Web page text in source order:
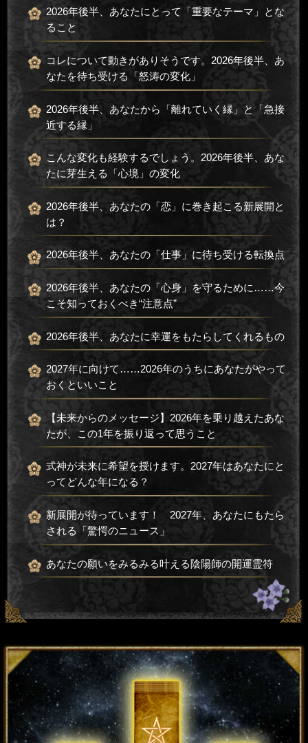
2026年後半、あなたにとって「重要なテーマ」とな
ること
コレについて動きがありそうです。2026年後半、あ
なたを待ち受ける「怒涛の変化」
2026年後半、あなたから「離れていく縁」と「急接
近する縁」
こんな変化も経験するでしょう。2026年後半、あな
たに芽生える「心境」の変化
2026年後半、あなたの「恋」に巻き起こる新展開と
は？
2026年後半、あなたの「仕事」に待ち受ける転換点
2026年後半、あなたの「心身」を守るために……今
こそ知っておくべき“注意点”
2026年後半、あなたに幸運をもたらしてくれるもの
2027年に向けて……2026年のうちにあなたがやって
おくといいこと
【未来からのメッセージ】2026年を乗り越えたあな
たが、この1年を振り返って思うこと
式神が未来に希望を授けます。2027年はあなたにと
ってどんな年になる？
新展開が待っています！ 2027年、あなたにもたら
される「驚愕のニュース」
あなたの願いをみるみる叶える陰陽師の開運霊符